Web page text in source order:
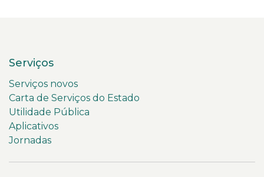
Serviços
Serviços novos
Carta de Serviços do Estado
Utilidade Pública
Aplicativos
Jornadas